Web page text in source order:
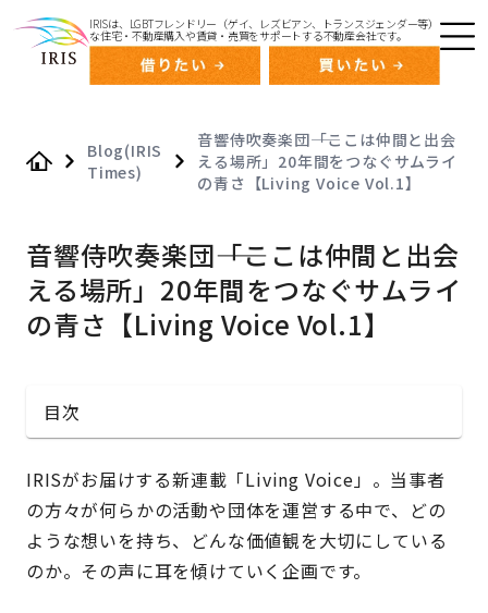
IRISは、LGBTフレンドリー（ゲイ、レズビアン、トランスジェンダー等）
な住宅・不動産購入や賃貸・売買をサポートする不動産会社です。
Blog(IRIS
Times)
音響侍吹奏楽団――「ここは仲間と出会
える場所」20年間をつなぐサムライ
の青さ【Living Voice Vol.1】
音響侍吹奏楽団――「ここは仲間と出会
える場所」20年間をつなぐサムライ
の青さ【Living Voice Vol.1】
IRISがお届けする新連載「Living Voice」。当事者
の方々が何らかの活動や団体を運営する中で、どの
ような想いを持ち、どんな価値観を大切にしている
のか。その声に耳を傾けていく企画です。
目次